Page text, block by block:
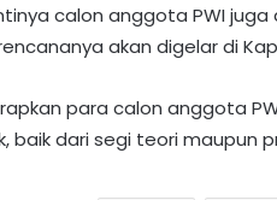
calon anggota PWI
akan digelar di
para calon anggota
dari segi teori maupun